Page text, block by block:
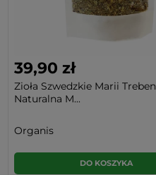
39,90 zł
Zioła Szwedzkie Marii Treben
Naturalna M...
Organis
DO KOSZYKA